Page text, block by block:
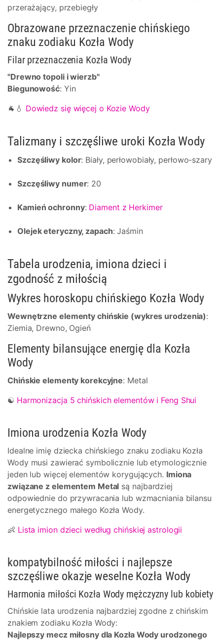
przerażający, przebiegły
Obrazowane przeznaczenie chińskiego
znaku zodiaku Kozła Wody
Filar przeznaczenia Kozła Wody
"Drewno topoli i wierzb"
Biegunowość: Yin
🐐💧 Dowiedz się więcej o Kozie Wody
Talizmany i szczęśliwe uroki Kozła Wody
Szczęśliwy kolor: Biały, perłowobiały, perłowo-szary
Szczęśliwy numer: 20
Kamień ochronny: Diament z Herkimer
Olejek eteryczny, zapach: Jaśmin
Tabela urodzenia, imiona dzieci i
zgodność z miłością
Wykres horoskopu chińskiego Kozła Wody
Wewnętrzne elementy chińskie (wykres urodzenia):
Ziemia, Drewno, Ogień
Elementy bilansujące energię dla Kozła
Wody
Chińskie elementy korekcyjne: Metal
☯ Harmonizacja 5 chińskich elementów i Feng Shui
Imiona urodzenia Kozła Wody
Idealne imię dziecka chińskiego znaku zodiaku Kozła
Wody musi zawierać symbolicznie lub etymologicznie
jeden lub więcej elementów korygujących. Imiona
związane z elementem Metal są najbardziej
odpowiednie do przywracania lub wzmacniania bilansu
energetycznego małego Kozła Wody.
👶 Lista imion dzieci według chińskiej astrologii
kompatybilność miłości i najlepsze
szczęśliwe okazje weselne Kozła Wody
Harmonia miłości Kozła Wody mężczyzny lub kobiety
Chińskie lata urodzenia najbardziej zgodne z chińskim
znakiem zodiaku Kozła Wody:
Najlepszy mecz miłosny dla Kozła Wody urodzonego